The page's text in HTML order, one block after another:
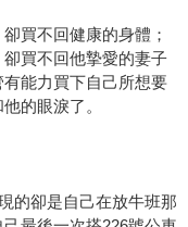
買不回健康的身體；
買不回他摯愛的妻子
能力買下自己所想要
的眼淚了。
的卻是自己在放牛班那